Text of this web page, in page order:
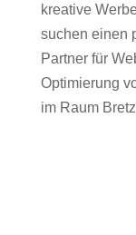
kreative
suchen einen
Partner für
Optimierung
im Raum